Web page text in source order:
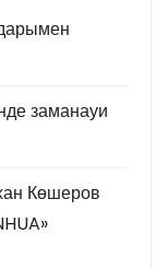
заманауи
Көшеров